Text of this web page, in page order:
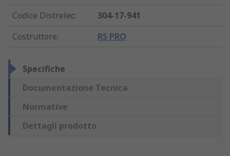
Codice Distrelec:
304-17-941
Costruttore: RS PRO
Specifiche
Documentazione Tecnica
Normative
Dettagli prodotto